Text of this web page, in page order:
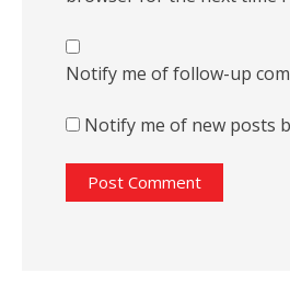
Notify me of follow-up
Notify me of new posts